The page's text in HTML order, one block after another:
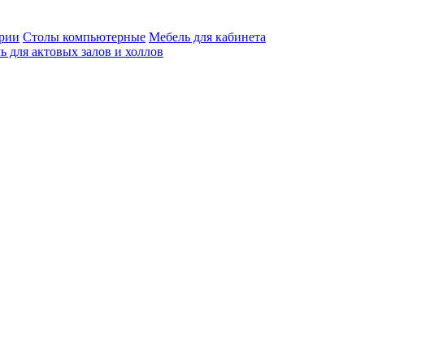
Столы компьютерные Мебель для кабинета
для актовых залов и холлов